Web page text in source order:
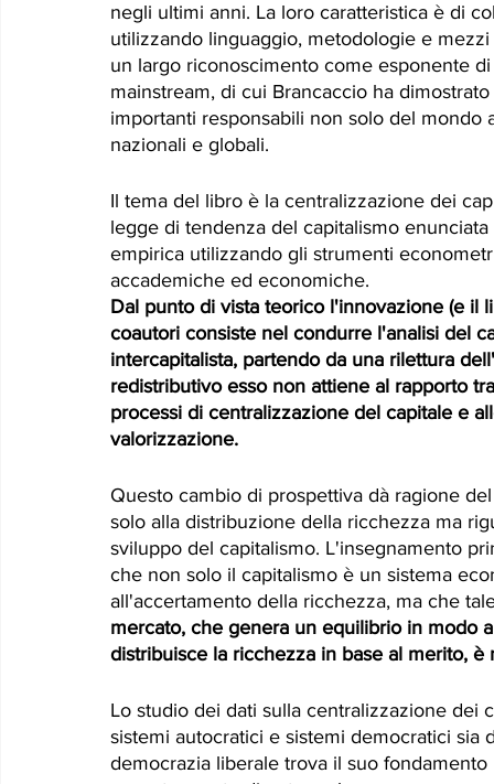
negli ultimi anni. La loro caratteristica è di
utilizzando linguaggio, metodologie e
un largo riconoscimento come esponente
mainstream, di cui Brancaccio ha
importanti responsabili non solo del
nazionali e globali.
Il tema del libro è la centralizzazione dei
legge di tendenza del capitalismo
empirica utilizzando gli strumenti
accademiche ed economiche.
Dal punto di vista teorico l'innovazione (e il
coautori consiste nel condurre l'analisi del
intercapitalista, partendo da una rilettura
redistributivo esso non attiene al rapporto
processi di centralizzazione del capitale e
valorizzazione.
Questo cambio di prospettiva dà ragione
solo alla distribuzione della ricchezza ma
sviluppo del capitalismo. L'insegnamento
che non solo il capitalismo è un sistema
all'accertamento della ricchezza, ma che
mercato, che genera un equilibrio in modo
distribuisce la ricchezza in base al merito,
Lo studio dei dati sulla centralizzazione
sistemi autocratici e sistemi democratici
democrazia liberale trova il suo